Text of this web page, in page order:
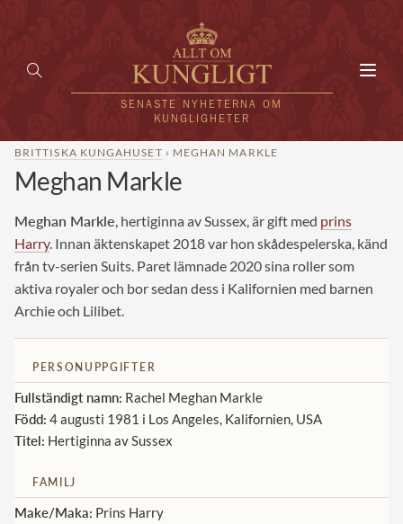
SENASTE NYHETERNA OM
KUNGLIGHETER
KUNGAFAMILJEN
UTLÄNDSKT
VÄRLDENS KUNGAHUS
Svenska kungahuset
Brittiska kungahuset
Spanska kungahuset
REDAKTION
BRITTISKA KUNGAHUSET › MEGHAN MARKLE
Meghan Markle
Meghan Markle , hertiginna av Sussex, är gift med prins
Harry. Innan äktenskapet 2018 var hon skådespelerska, känd
från tv-serien Suits. Paret lämnade 2020 sina roller som
aktiva royaler och bor sedan dess i Kalifornien med barnen
Archie och Lilibet.
PERSONUPPGIFTER
Fullständigt namn: Rachel Meghan Markle
Född: 4 augusti 1981 i Los Angeles, Kalifornien, USA
Titel: Hertiginna av Sussex
FAMILJ
Make/Maka: Prins Harry